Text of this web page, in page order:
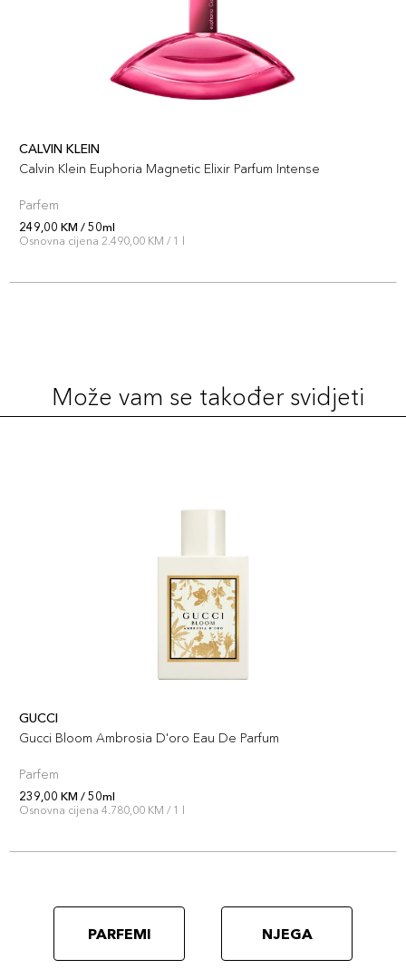
CALVIN KLEIN
Calvin Klein Euphoria Magnetic Elixir Parfum Intense
Parfem
249,00 KM / 50ml
Osnovna cijena 2.490,00 KM / 1 l
Može vam se također svidjeti
GUCCI
Gucci Bloom Ambrosia D'oro Eau De Parfum
Parfem
239,00 KM / 50ml
Osnovna cijena 4.780,00 KM / 1 l
PARFEMI NJEGA